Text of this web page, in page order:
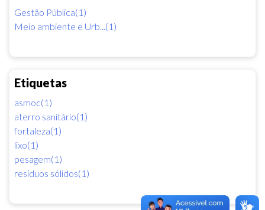
Gestão Pública(1)
Meio ambiente e Urb...(1)
Etiquetas
asmoc(1)
aterro sanitário(1)
fortaleza(1)
lixo(1)
pesagem(1)
resíduos sólidos(1)